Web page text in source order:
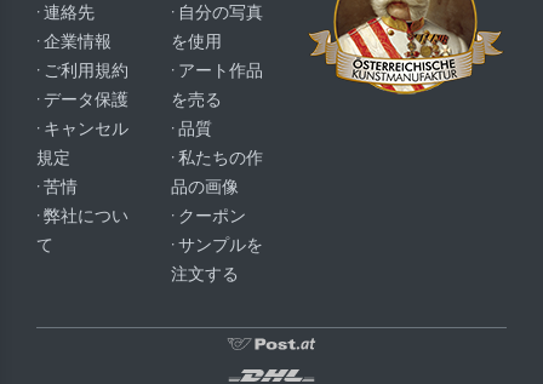
· 連絡先
· 企業情報
· ご利用規約
· データ保護
· キャンセル
規定
· 苦情
· 弊社につい
て
· 自分の写真
を使用
· アート作品
を売る
· 品質
· 私たちの作
品の画像
· クーポン
· サンプルを
注文する